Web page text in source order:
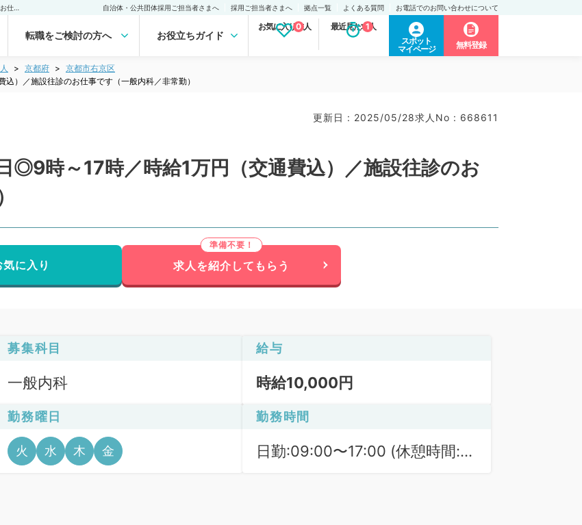
自治体・公共団体採用ご担当者さまへ 採用ご担当者さまへ 拠点一覧 よくある質問 お電話でのお問い合わせについて
転職をご検討の方へ お役立ちガイド
お気に入り求人
0 最近見た求人
1
スポット
マイページ
無料登録
京都府
京都市右京区
）／施設往診のお仕事です（一般内科／非常勤）
更新日 : 2025/05/28求人No : 668611
◎9時～17時／時給1万円（交通費込）／施設往診のお
気に入り 求人を紹介してもらう
募集科目
一般内科
給与
時給10,000円
勤務曜日
火 水 木 金
勤務時間
日勤:09:00〜17:00 (休憩時間: